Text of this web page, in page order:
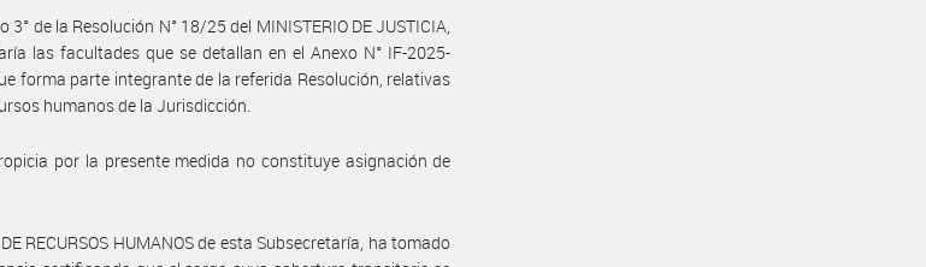
de la Resolución N° 18/25 del MINISTERIO DE JUSTICIA,
las facultades que se detallan en el Anexo N° IF-2025-
forma parte integrante de la referida Resolución, relativas
humanos de la Jurisdicción.
por la presente medida no constituye asignación de
RECURSOS HUMANOS de esta Subsecretaría, ha tomado